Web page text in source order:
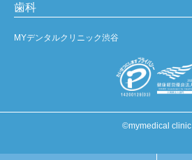
歯科
MYデンタルクリニック渋谷
©mymedical clinic